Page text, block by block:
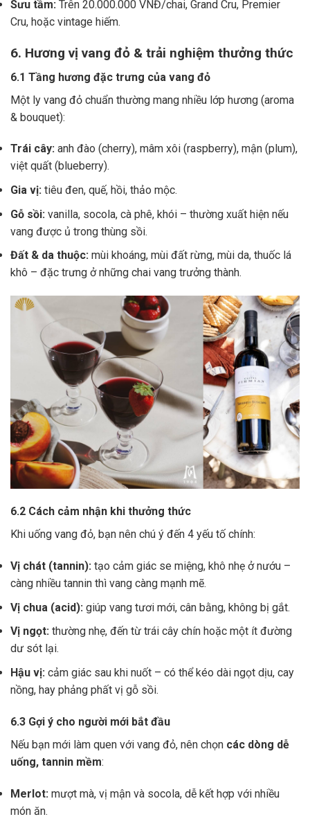
Sưu tầm: Trên 20.000.000 VNĐ/chai, Grand Cru, Premier
Cru, hoặc vintage hiếm.
6. Hương vị vang đỏ & trải nghiệm thưởng thức
6.1 Tầng hương đặc trưng của vang đỏ
Một ly vang đỏ chuẩn thường mang nhiều lớp hương (aroma
& bouquet):
Trái cây: anh đào (cherry), mâm xôi (raspberry), mận (plum),
việt quất (blueberry).
Gia vị: tiêu đen, quế, hồi, thảo mộc.
Gỗ sồi: vanilla, socola, cà phê, khói – thường xuất hiện nếu
vang được ủ trong thùng sồi.
Đất & da thuộc: mùi khoáng, mùi đất rừng, mùi da, thuốc lá
khô – đặc trưng ở những chai vang trưởng thành.
6.2 Cách cảm nhận khi thưởng thức
Khi uống vang đỏ, bạn nên chú ý đến 4 yếu tố chính:
Vị chát (tannin): tạo cảm giác se miệng, khô nhẹ ở nướu –
càng nhiều tannin thì vang càng mạnh mẽ.
Vị chua (acid): giúp vang tươi mới, cân bằng, không bị gắt.
Vị ngọt: thường nhẹ, đến từ trái cây chín hoặc một ít đường
dư sót lại.
Hậu vị: cảm giác sau khi nuốt – có thể kéo dài ngọt dịu, cay
nồng, hay phảng phất vị gỗ sồi.
6.3 Gợi ý cho người mới bắt đầu
Nếu bạn mới làm quen với vang đỏ, nên chọn các dòng dễ
uống, tannin mềm:
Merlot: mượt mà, vị mận và socola, dễ kết hợp với nhiều
món ăn.